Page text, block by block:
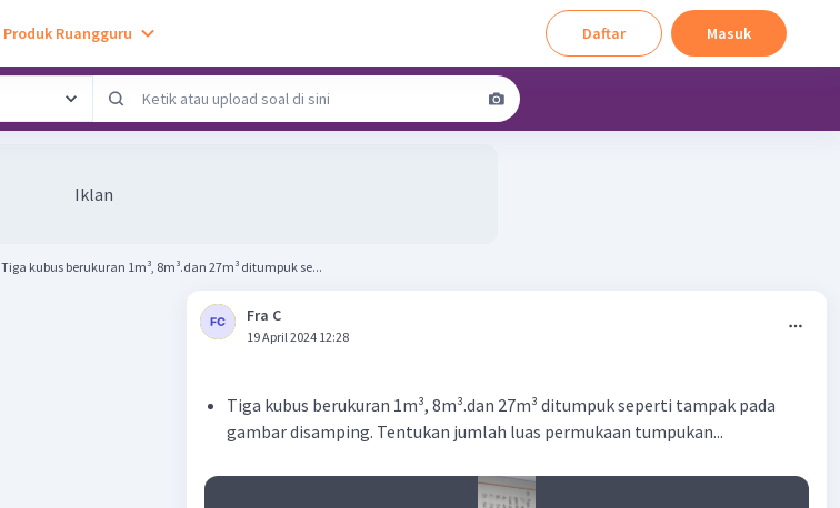
Produk Ruangguru Daftar Masuk
Iklan
Tiga kubus berukuran 1m³, 8m³.dan 27m³ ditumpuk se...
Fra C
19 April 2024 12:28
Tiga kubus berukuran 1m³, 8m³.dan 27m³ ditumpuk seperti tampak pada
gambar disamping. Tentukan jumlah luas permukaan tumpukan...